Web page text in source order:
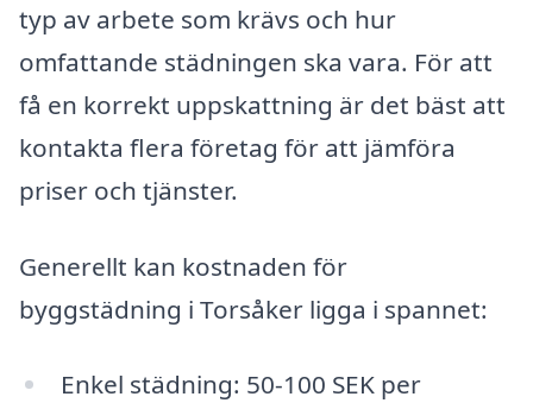
typ av arbete som krävs och hur
omfattande städningen ska vara. För att
få en korrekt uppskattning är det bäst att
kontakta flera företag för att jämföra
priser och tjänster.
Generellt kan kostnaden för
byggstädning i Torsåker ligga i spannet:
Enkel städning: 50-100 SEK per